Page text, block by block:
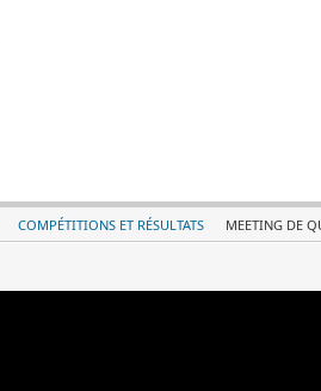
COMPÉTITIONS ET RÉSULTATS MEETING DE